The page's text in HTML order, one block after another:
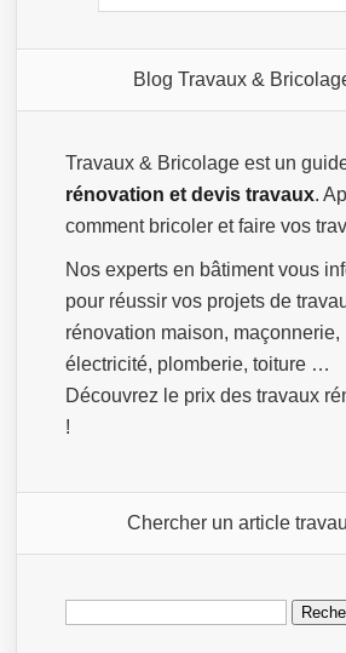
Blog Travaux &
Travaux & Bricolage est un
rénovation et devis travaux.
comment bricoler et faire vos
Nos experts en bâtiment vous
pour réussir vos projets de
rénovation maison, maçonnerie,
électricité, plomberie, toiture …
Découvrez le prix des travaux
!
Chercher un article
Rechercher :